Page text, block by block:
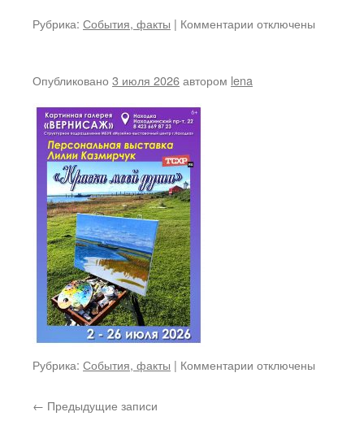
Рубрика: События, факты | Комментарии котключены
Опубликовано 3 июля 2026автором lena
Рубрика: События, факты | Комментарии котключены
← Предыдущие записи